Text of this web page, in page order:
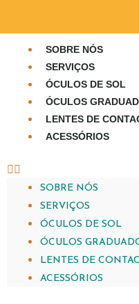
SOBRE NÓS
SERVIÇOS
ÓCULOS DE SOL
ÓCULOS
LENTES DE
ACESSÓRIOS
SOBRE NÓS
SERVIÇOS
ÓCULOS DE SOL
ÓCULOS
LENTES DE
ACESSÓRIOS